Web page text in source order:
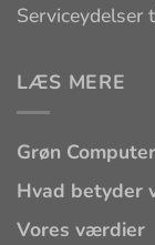
Serviceydelser
LÆS MERE
Grøn
Hvad betyder
Vores værdier